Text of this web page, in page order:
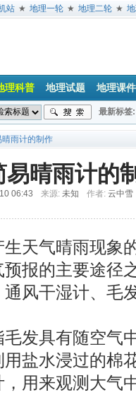
站 ★ 地理一轮 ★ 地理二轮 ★
理科普 地理试题
地理课件
最新标签:
晴雨计的制作
易晴雨计的
06:43 来源: 未知 作者: 云中雪
气晴雨现象
报的主要途径
风干湿计、毛
具有随空气
盐水浸过的棉
用来观测大气